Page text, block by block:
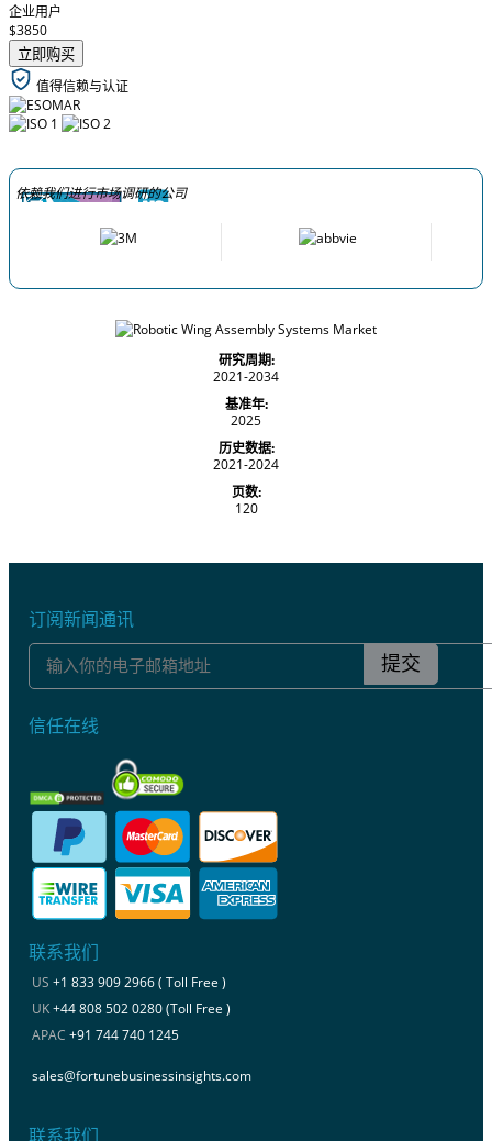
企业用户
$3850
立即购买
值得信赖与认证
依赖我们进行市场调研的公司
研究周期:
2021-2034
基准年:
2025
历史数据:
2021-2024
页数:
120
订阅新闻通讯
提交
信任在线
联系我们
US +1 833 909 2966 ( Toll Free )
UK+44 808 502 0280 (Toll Free )
APAC +91 744 740 1245
sales@fortunebusinessinsights.com
联系我们